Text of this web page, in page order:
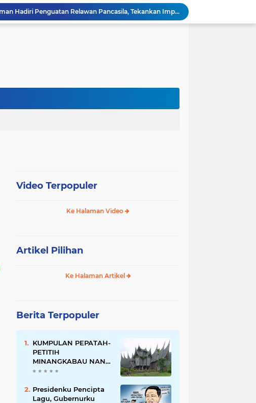
Wali Kota Pariaman Hadiri Penguatan Relawan Pancasila, Tekankan Implementasi Nilai Pancasila dalam Pelayanan Publik
Wali Kota Pariaman Bagikan Bibit Ikan Koi kepada Siswa SD untuk Edukasi Perikanan
Pengurus PWI Pariaman 2026–2029 Dilantik, Pemkot Tekankan Sinergi dan Profesionalisme Pers
Video Terpopuler
Ke Halaman Video
Artikel Pilihan
Ke Halaman Artikel
Berita Terpopuler
KUMPULAN PEPATAH-
PETITIH
MINANGKABAU NAN
ELOK
Presidenku Pencipta
Lagu, Gubernurku